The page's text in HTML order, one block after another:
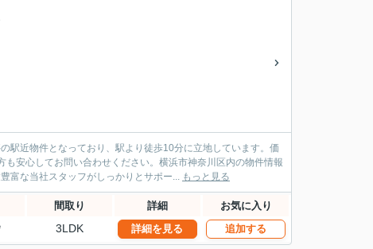
駅近物件となっており、駅より徒歩10分に立地しています。価
安心してお問い合わせください。横浜市神奈川区内の物件情報
富な当社スタッフがしっかりとサポー... もっと見る
間取り 詳細 お気に入り
3LDK 詳細を見る 追加する